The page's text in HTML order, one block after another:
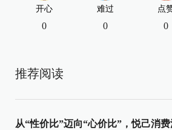
开心
0
难过
0
点
0
推荐阅读
从“性价比”迈向“心价比”，悦己消